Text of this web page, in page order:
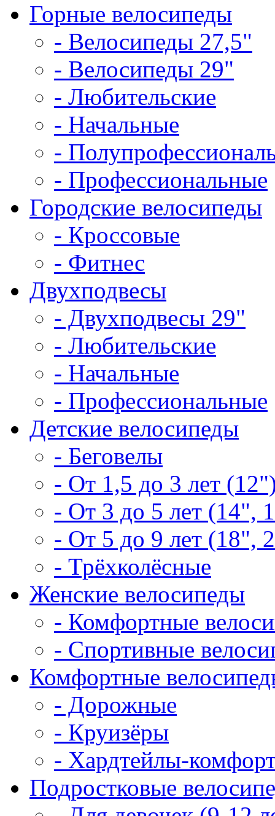
Горные велосипеды
- Велосипеды 27,5"
- Велосипеды 29"
- Любительские
- Начальные
-
- Профессиональные
Городские велосипеды
- Кроссовые
- Фитнес
Двухподвесы
- Двухподвесы 29"
- Любительские
- Начальные
- Профессиональные
Детские велосипеды
- Беговелы
- От 1,5 до 3 лет
- От 3 до 5 лет (14",
- От 5 до 9 лет (18",
- Трёхколёсные
Женские велосипеды
- Комфортные
- Спортивные
Комфортные
- Дорожные
- Круизёры
- Хардтейлы-
Подростковые